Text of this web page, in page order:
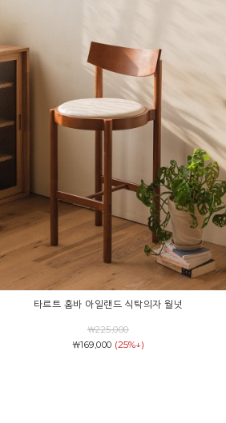
타르트 홈바 아일랜드 식탁의자 월넛
￦225,000
￦169,000 (25%↓)